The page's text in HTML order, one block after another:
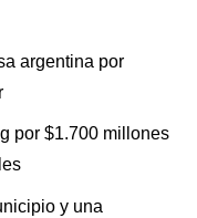
argentina por
por $1.700 millones
y una